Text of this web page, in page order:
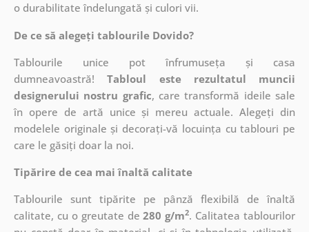
o durabilitate îndelungată și culori vii.
De ce să alegeți tablourile Dovido?
Tablourile unice pot înfrumuseța și casa
dumneavoastră!Tabloul este rezultatul muncii
designerului nostru grafic, caretransformă ideile sale
în opere de artă unice și mereu actuale. Alegeți din
modelele originale și decorați-vă locuința cu tablouri pe
care le găsiți doar la noi.
Tipărire de cea mai înaltă calitate
Tablourile sunt tipărite pe pânză flexibilă de înaltă
calitate, cu o greutate de280 g/m2. Calitatea tablourilor